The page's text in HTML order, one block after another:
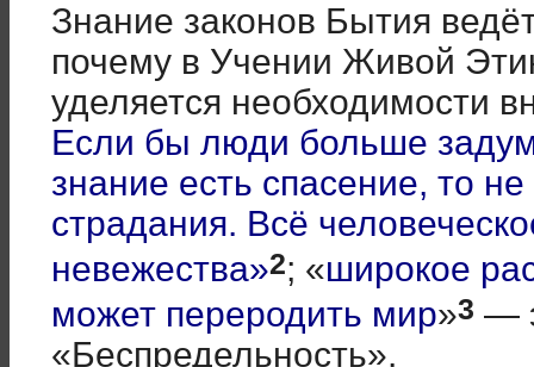
Знание законов Бытия
почему в Учении Живой
уделяется необходимости
Если бы люди больше
знание есть спасение, то
страдания. Всё
невежества»2; «широкое
может переродить мир»3 —
«Беспредельность».